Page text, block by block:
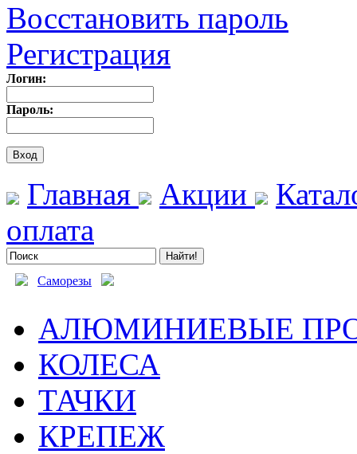
Восстановить пароль
Регистрация
Логин:
Пароль:
Главная Акции
оплата
Саморезы
АЛЮМИНИЕВЫЕ
КОЛЕСА
ТАЧКИ
КРЕПЕЖ